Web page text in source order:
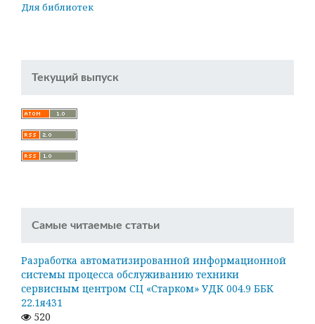
Для библиотек
Текущий выпуск
Самые читаемые статьи
Разработка автоматизированной информационной
системы процесса обслуживанию техники
сервисным центром СЦ «Старком» УДК 004.9 ББК
22.1я431
520